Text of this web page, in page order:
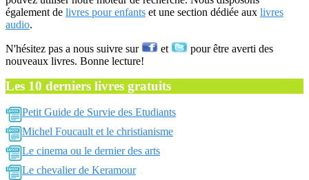
également de livres pour enfants et une section dédiée aux livres
audio.
N'hésitez pas a nous suivre sur et
pour être averti des
nouveaux livres. Bonne lecture!
Les 10 derniers livres gratuits
Petit Guide de Survie des Etudiants
Michel Foucault et le christianisme
Le cinema ou le dernier des arts
Le chevalier de Keramour